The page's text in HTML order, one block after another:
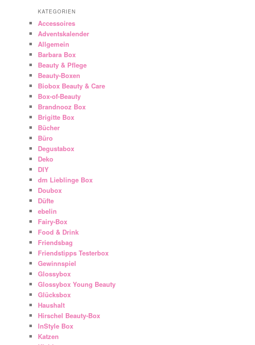
KATEGORIEN
Accessoires
Adventskalender
Allgemein
Barbara Box
Beauty & Pflege
Beauty-Boxen
Biobox Beauty & Care
Box-of-Beauty
Brandnooz Box
Brigitte Box
Bücher
Büro
Degustabox
Deko
DIY
dm Lieblinge Box
Doubox
Düfte
ebelin
Fairy-Box
Food & Drink
Friendsbag
Friendstipps Testerbox
Gewinnspiel
Glossybox
Glossybox Young Beauty
Glücksbox
Haushalt
Hirschel Beauty-Box
InStyle Box
Katzen